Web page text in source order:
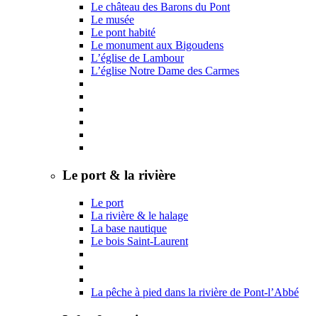
Le château des Barons du Pont
Le musée
Le pont habité
Le monument aux Bigoudens
L’église de Lambour
L’église Notre Dame des Carmes
Le port & la rivière
Le port
La rivière & le halage
La base nautique
Le bois Saint-Laurent
La pêche à pied dans la rivière de Pont-l’Abbé